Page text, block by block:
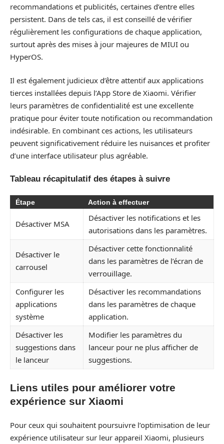
recommandations et publicités, certaines d’entre elles
persistent. Dans de tels cas, il est conseillé de vérifier
régulièrement les configurations de chaque application,
surtout après des mises à jour majeures de MIUI ou
HyperOS.
Il est également judicieux d’être attentif aux applications
tierces installées depuis l’App Store de Xiaomi. Vérifier
leurs paramètres de confidentialité est une excellente
pratique pour éviter toute notification ou recommandation
indésirable. En combinant ces actions, les utilisateurs
peuvent significativement réduire les nuisances et profiter
d’une interface utilisateur plus agréable.
Tableau récapitulatif des étapes à suivre
Étape Action à effectuer
Désactiver MSA
Désactiver les notifications et les
autorisations dans les paramètres.
Désactiver le
carrousel
Désactiver cette fonctionnalité
dans les paramètres de l’écran de
verrouillage.
Configurer les
applications
système
Désactiver les recommandations
dans les paramètres de chaque
application.
Désactiver les
suggestions dans
le lanceur
Modifier les paramètres du
lanceur pour ne plus afficher de
suggestions.
Liens utiles pour améliorer votre
expérience sur Xiaomi
Pour ceux qui souhaitent poursuivre l’optimisation de leur
expérience utilisateur sur leur appareil Xiaomi, plusieurs